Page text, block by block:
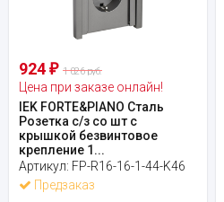
924 ₽ 1 026 руб.
Цена при заказе онлайн!
IEK FORTE&PIANO Сталь
Розетка с/з со шт с
крышкой безвинтовое
крепление 1...
Артикул: FP-R16-16-1-44-K46
Предзаказ